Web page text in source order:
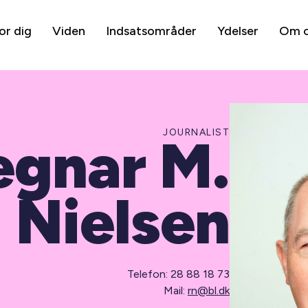
dig Viden Indsatsområder Ydelser Om
JOURNALIST
M.
Nielsen
Telefon: 28 88 18 73
Mail: rn@bl.dk